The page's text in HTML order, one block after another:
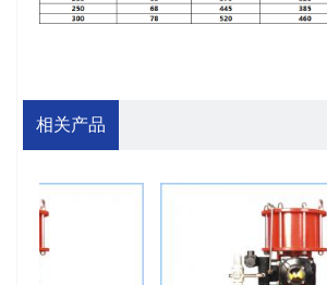
相关产品